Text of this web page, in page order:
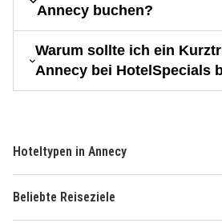
Annecy buchen?
Warum sollte ich ein
Annecy bei HotelSpecials
Hoteltypen in Annecy
Beliebte Reiseziele